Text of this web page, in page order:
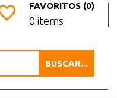
FAVORITOS (0)
0 items
BUSCAR...